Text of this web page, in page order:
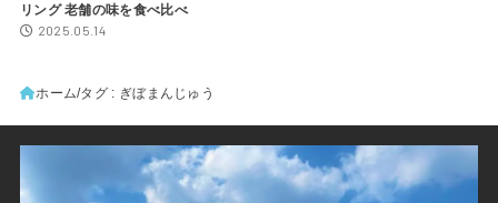
リング 老舗の味を食べ比べ
2025.05.14
ホーム タグ : ぎぼまんじゅう